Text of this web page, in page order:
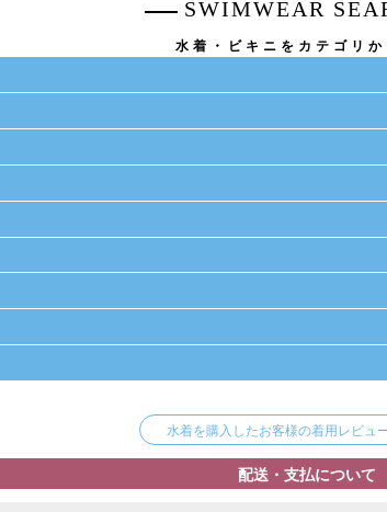
■カラーバ
SWIMWEAR
水着・ビキニをカテゴリか
水着を購入したお客様の着用レビュ
配送・支払について